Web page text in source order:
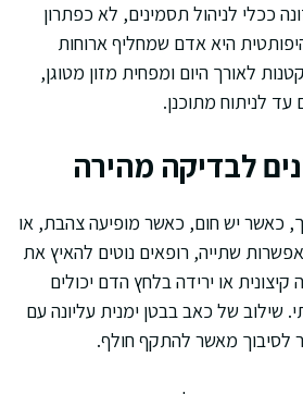
ככלי לניהול תסמינים, לא כפתרון
היא אדם שמחליף ארוחות
לאורך היום ומפחית מזון מטוגן,
לניתוח מתוכנן.
לבדיקה מהירה
כאשר יש חום, כאשר מופיעה צהבת, או
שתייה, רופאים נוטים להאיץ את
או ירידה בלחץ הדם יכולים
שילוב של כאב בבטן ימנית עליונה עם
לסיבוך מאשר להתקף חולף.